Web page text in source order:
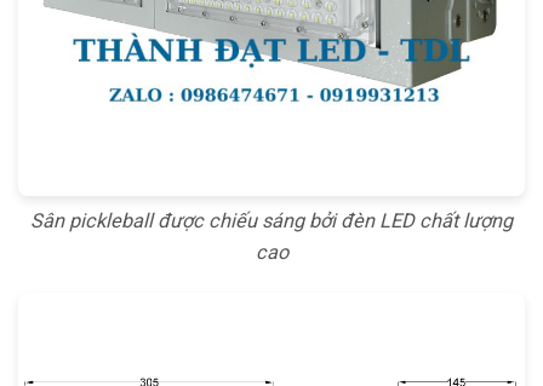
Sân pickleball được chiếu sáng bởi đèn LED chất lượng
cao